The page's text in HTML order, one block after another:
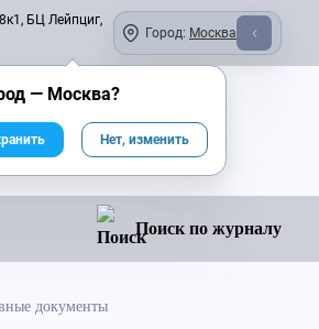
БЦ Лейпциг,
Город: Москва
журнал
Поиск по журналу
документы
— Москва?
Нет, изменить